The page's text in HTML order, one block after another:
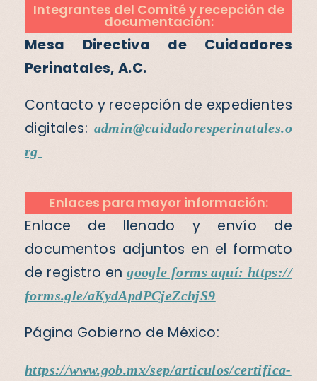
Integrantes del Comité y recepción de
documentación:
Mesa Directiva de Cuidadores
Perinatales, A.C.
Contacto y recepción de expedientes
digitales: admin@cuidadoresperinatales.o
rg
Enlaces para mayor información:
Enlace de llenado y envío de
documentos adjuntos en el formato
de registro engoogle forms aquí: https://
forms.gle/aKydApdPCjeZchjS9
Página Gobierno de México:
https://www.gob.mx/sep/articulos/certifica-